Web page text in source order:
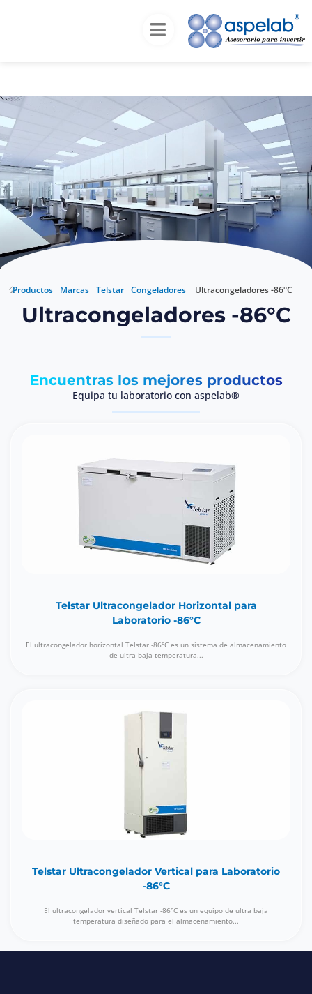
Congeladores
Ultracongeladores -86°C
Ultracongeladores
-86°C
Productos Marcas Telstar Congeladores Ultracongeladores -86°C
Ultracongeladores -86°C
Encuentras los mejores productos
Equipa tu laboratorio con aspelab®
Telstar Ultracongelador Horizontal para
Laboratorio -86°C
El ultracongelador horizontal Telstar -86°C es un sistema de almacenamiento
de ultra baja temperatura...
Telstar Ultracongelador Vertical para Laboratorio
-86°C
El ultracongelador vertical Telstar -86°C es un equipo de ultra baja
temperatura diseñado para el almacenamiento...